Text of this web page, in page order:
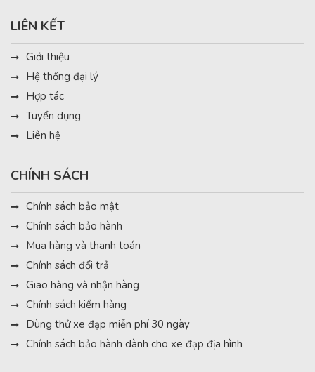
LIÊN KẾT
Giới thiệu
Hệ thống đại lý
Hợp tác
Tuyển dụng
Liên hệ
CHÍNH SÁCH
Chính sách bảo mật
Chính sách bảo hành
Mua hàng và thanh toán
Chính sách đổi trả
Giao hàng và nhận hàng
Chính sách kiểm hàng
Dùng thử xe đạp miễn phí 30 ngày
Chính sách bảo hành dành cho xe đạp địa hình